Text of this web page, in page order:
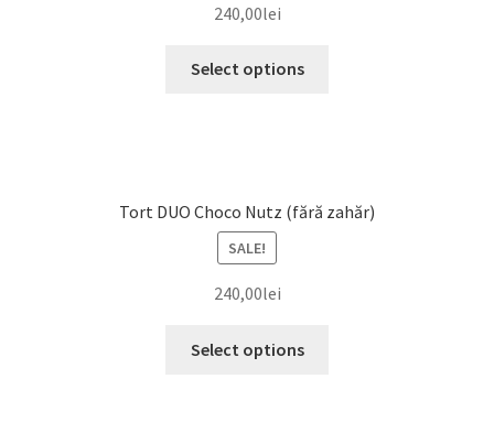
240,00lei
Select options
Tort DUO Choco Nutz (fără zahăr)
SALE!
240,00lei
Select options